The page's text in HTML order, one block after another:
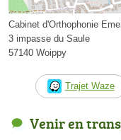
Cabinet d'Orthophonie
3 impasse du Saule
57140 Woippy
Trajet Waze
Venir en